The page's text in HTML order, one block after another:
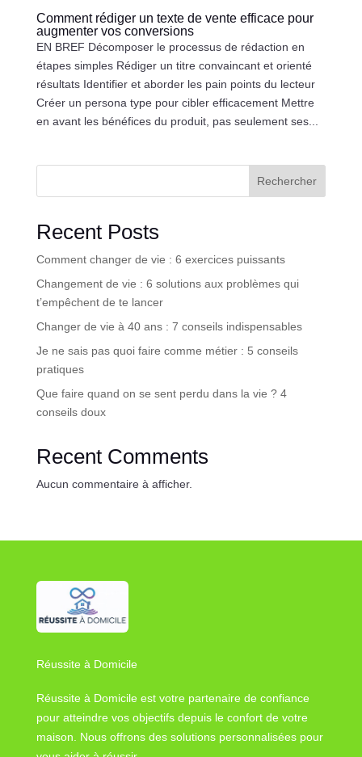
Comment rédiger un texte de vente efficace pour
augmenter vos conversions
EN BREF Décomposer le processus de rédaction en
étapes simples Rédiger un titre convaincant et orienté
résultats Identifier et aborder les pain points du lecteur
Créer un persona type pour cibler efficacement Mettre
en avant les bénéfices du produit, pas seulement ses...
Rechercher
Recent Posts
Comment changer de vie : 6 exercices puissants
Changement de vie : 6 solutions aux problèmes qui
t’empêchent de te lancer
Changer de vie à 40 ans : 7 conseils indispensables
Je ne sais pas quoi faire comme métier : 5 conseils
pratiques
Que faire quand on se sent perdu dans la vie ? 4
conseils doux
Recent Comments
Aucun commentaire à afficher.
Réussite à Domicile
Réussite à Domicile est votre partenaire de confiance
pour atteindre vos objectifs depuis le confort de votre
maison. Nous offrons des solutions personnalisées pour